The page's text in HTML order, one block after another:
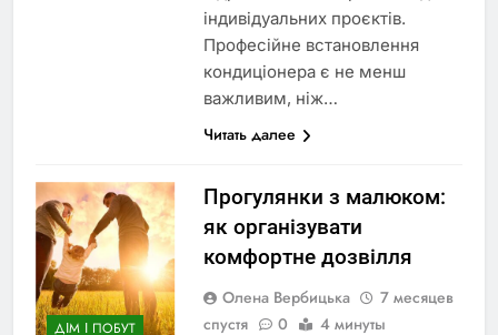
індивідуальних проєктів.
Професійне встановлення
кондиціонера є не менш
важливим, ніж…
Читать далее
ДІМ І ПОБУТ
Прогулянки з малюком:
як організувати
комфортне дозвілля
Олена Вербицька
7 месяцев
спустя
0 4 минуты